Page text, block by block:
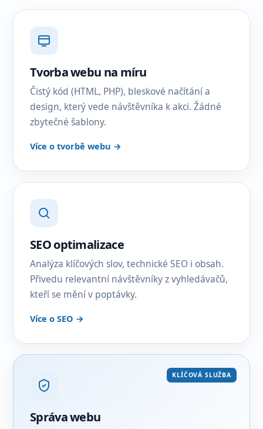
Tvorba webu na míru
Čistý kód (HTML, PHP), bleskové načítání a
design, který vede návštěvníka k akci. Žádné
zbytečné šablony.
Více o tvorbě webu →
SEO optimalizace
Analýza klíčových slov, technické SEO i obsah.
Přivedu relevantní návštěvníky z vyhledávačů,
kteří se mění v poptávky.
Více o SEO →
KLÍČOVÁ SLUŽBA
Správa webu